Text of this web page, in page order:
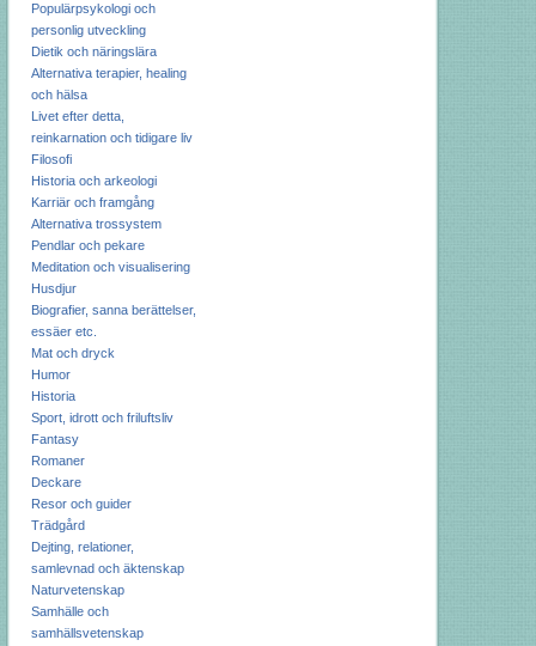
Populärpsykologi och
personlig utveckling
Dietik och näringslära
Alternativa terapier, healing
och hälsa
Livet efter detta,
reinkarnation och tidigare liv
Filosofi
Historia och arkeologi
Karriär och framgång
Alternativa trossystem
Pendlar och pekare
Meditation och visualisering
Husdjur
Biografier, sanna berättelser,
essäer etc.
Mat och dryck
Humor
Historia
Sport, idrott och friluftsliv
Fantasy
Romaner
Deckare
Resor och guider
Trädgård
Dejting, relationer,
samlevnad och äktenskap
Naturvetenskap
Samhälle och
samhällsvetenskap